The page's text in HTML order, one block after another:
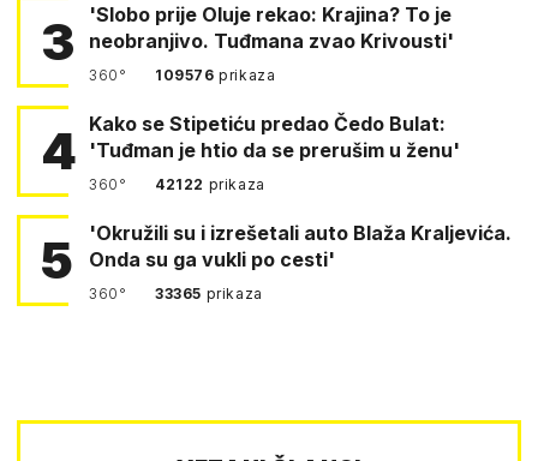
3
'Slobo prije Oluje rekao: Krajina? To je
neobranjivo. Tuđmana zvao Krivousti'
360° 109576prikaza
4 Kako se Stipetiću predao Čedo Bulat:
'Tuđman je htio da se prerušim u ženu'
360° 42122 prikaza
5
'Okružili su i izrešetali auto Blaža Kraljevića.
Onda su ga vukli po cesti'
360° 33365 prikaza